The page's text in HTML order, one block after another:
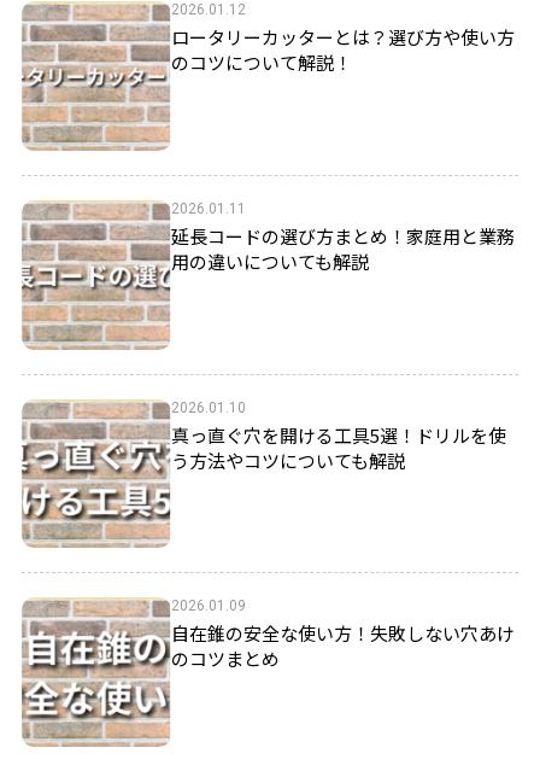
2026.01.12
ロータリーカッターとは？選び方や使い方
のコツについて解説！
2026.01.11
延長コードの選び方まとめ！家庭用と業務
用の違いについても解説
2026.01.10
真っ直ぐ穴を開ける工具5選！ドリルを使
う方法やコツについても解説
2026.01.09
自在錐の安全な使い方！失敗しない穴あけ
のコツまとめ